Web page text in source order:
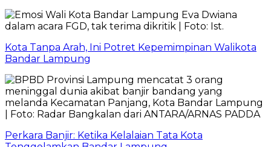
Kota Tanpa Arah, Ini Potret Kepemimpinan Walikota
Bandar Lampung
Perkara Banjir: Ketika Kelalaian Tata Kota